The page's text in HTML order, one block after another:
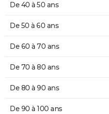
De 40 à 50 ans
De 50 à 60 ans
De 60 à 70 ans
De 70 à 80 ans
De 80 à 90 ans
De 90 à 100 ans